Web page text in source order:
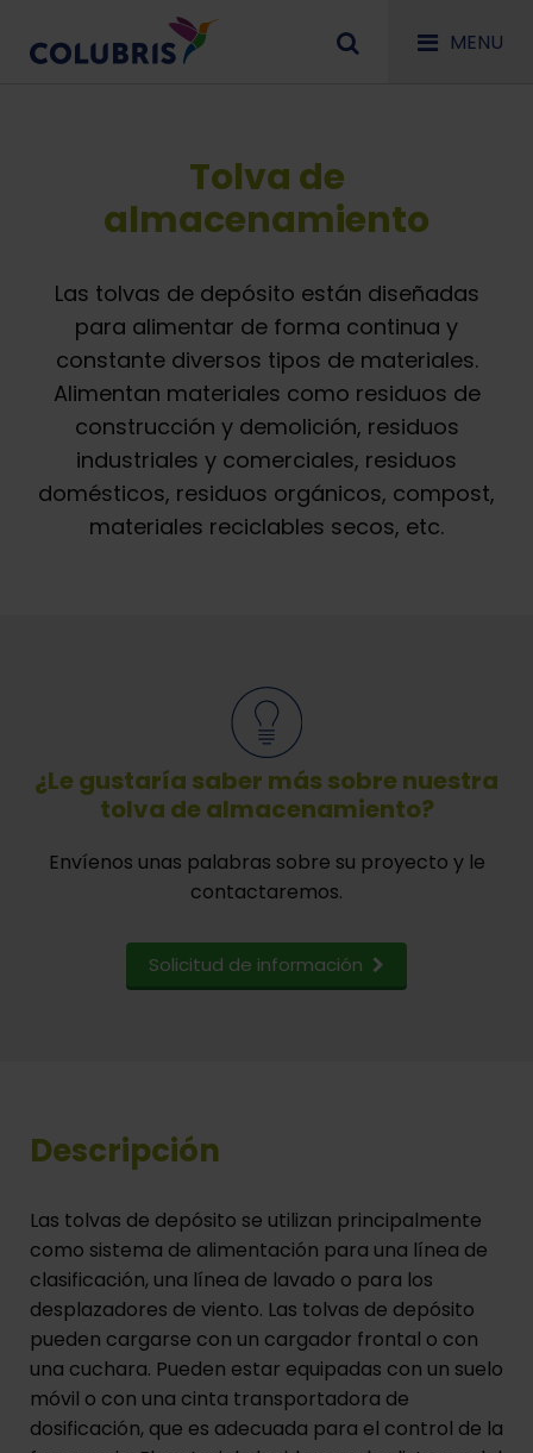
MENU
Tolva de
almacenamiento
Las tolvas de depósito están diseñadas
para alimentar de forma continua y
constante diversos tipos de materiales.
Alimentan materiales como residuos de
construcción y demolición, residuos
industriales y comerciales, residuos
domésticos, residuos orgánicos, compost,
materiales reciclables secos, etc.
¿Le gustaría saber más sobre nuestra
tolva de almacenamiento?
Envíenos unas palabras sobre su proyecto y le
contactaremos.
Solicitud de información
Descripción
Las tolvas de depósito se utilizan principalmente
como sistema de alimentación para una línea de
clasificación, una línea de lavado o para los
desplazadores de viento. Las tolvas de depósito
pueden cargarse con un cargador frontal o con
una cuchara. Pueden estar equipadas con un suelo
móvil o con una cinta transportadora de
dosificación, que es adecuada para el control de la